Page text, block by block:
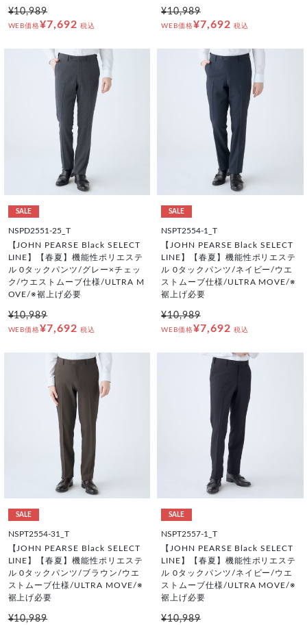
¥10,989
WEB価格¥7,692 税込
¥10,989
WEB価格¥7,692 税込
SALE
NSPD2551-25_T
【JOHN PEARSE Black SELECT
LINE】【春夏】機能性ポリエステ
ル 0タックパンツ/グレー×チェッ
ク/ウエストムーブ仕様/ULTRA M
OVE/※裾上げ必要
¥10,989
WEB価格¥7,692 税込
SALE
NSPT2554-1_T
【JOHN PEARSE Black SELECT
LINE】【春夏】機能性ポリエステ
ル 0タックパンツ/ネイビー/ウエ
ストムーブ仕様/ULTRA MOVE/※
裾上げ必要
¥10,989
WEB価格¥7,692 税込
SALE
NSPT2554-31_T
【JOHN PEARSE Black SELECT
LINE】【春夏】機能性ポリエステ
ル 0タックパンツ/ブラウン/ウエ
ストムーブ仕様/ULTRA MOVE/※
裾上げ必要
¥10,989
SALE
NSPT2557-1_T
【JOHN PEARSE Black SELECT
LINE】【春夏】機能性ポリエステ
ル 0タックパンツ/ネイビー/ウエ
ストムーブ仕様/ULTRA MOVE/※
裾上げ必要
¥10,989